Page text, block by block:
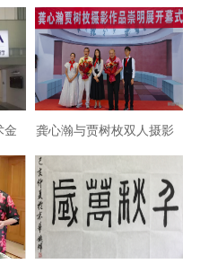
金 龚心瀚与贾树枚双人摄影
作品展在沪举办